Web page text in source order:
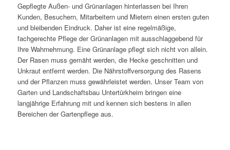
Gepflegte Außen- und Grünanlagen hinterlassen bei Ihren
Kunden, Besuchern, Mitarbeitern und Mietern einen ersten guten
und bleibenden Eindruck. Daher ist eine regelmäßige,
fachgerechte Pflege der Grünanlagen mit ausschlaggebend für
Ihre Wahrnehmung. Eine Grünanlage pflegt sich nicht von allein.
Der Rasen muss gemäht werden, die Hecke geschnitten und
Unkraut entfernt werden. Die Nährstoffversorgung des Rasens
und der Pflanzen muss gewährleistet werden. Unser Team von
Garten und Landschaftsbau Untertürkheim bringen eine
langjährige Erfahrung mit und kennen sich bestens in allen
Bereichen der Gartenpflege aus.